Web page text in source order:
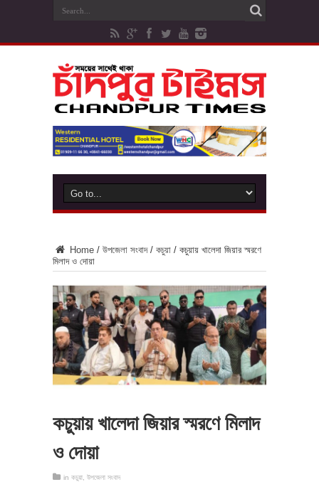
Home / উপজেলা সংবাদ / কচুয়া / কচুয়ায় খালেদা জিয়ার স্মরণে
মিলাদ ও দোয়া
কচুয়ায় খালেদা জিয়ার স্মরণে মিলাদ
ও দোয়া
in কচুয়া উপজেলা সংবাদ